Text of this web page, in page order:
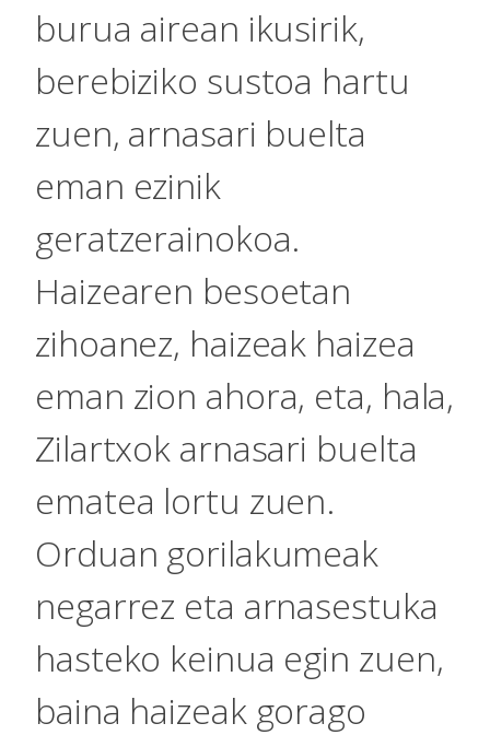
burua airean ikusirik,
berebiziko sustoa hartu
zuen, arnasari buelta
eman ezinik
geratzerainokoa.
Haizearen besoetan
zihoanez, haizeak haizea
eman zion ahora, eta, hala,
Zilartxok arnasari buelta
ematea lortu zuen.
Orduan gorilakumeak
negarrez eta arnasestuka
hasteko keinua egin zuen,
baina haizeak gorago